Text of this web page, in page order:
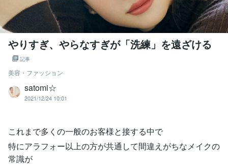
やりすぎ、やらなすぎが「洗練」を遠ざける
記事
美容・ファッション
satomi☆
2021/12/24 10:01
これまで多くの一般のお客様と接する中で
特にアラフォー以上の方が共通して間違えがちなメイクの
常識が